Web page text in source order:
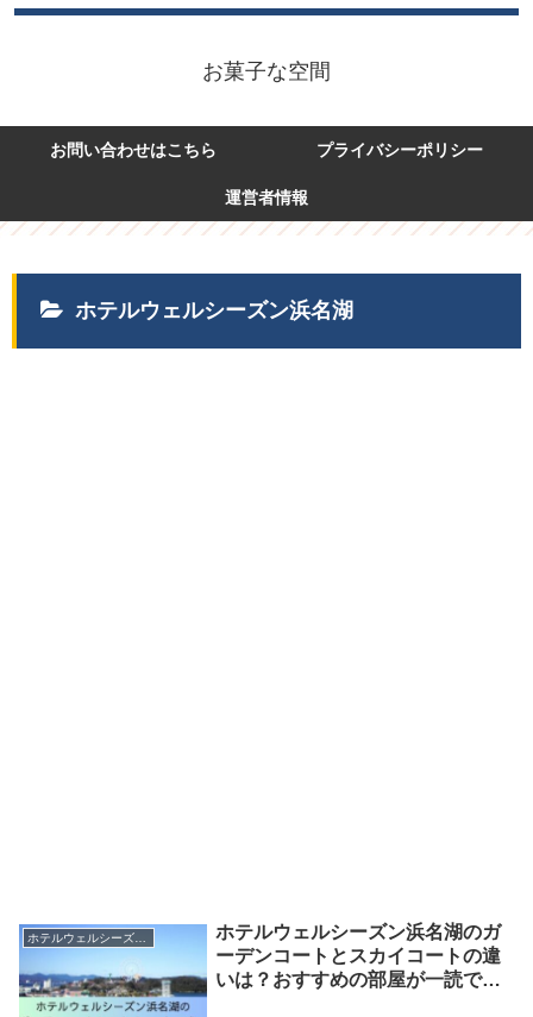
お菓子な空間
お問い合わせはこちら プライバシーポリシー
運営者情報
ホテルウェルシーズン浜名湖
ホテルウェルシーズン浜名湖のガ
ーデンコートとスカイコートの違
いは？おすすめの部屋が一読で分